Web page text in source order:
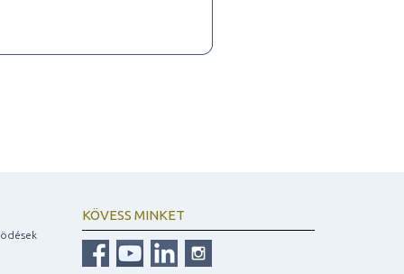
KÖVESS MINKET